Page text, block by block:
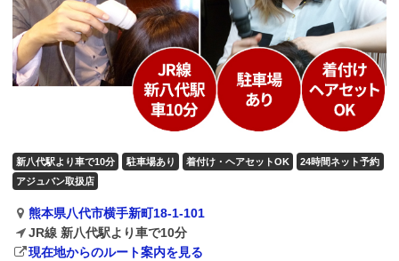
新八代駅より車で10分 駐車場あり 着付け・ヘアセットOK
24時間ネット予約
アジュバン取扱店
熊本県八代市横手新町18-1-101
JR線 新八代駅より車で10分
現在地からのルート案内を見る